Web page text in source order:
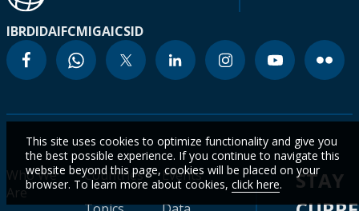
IBRDIDAIFCMIGAICSID
Who We
Are
Countries
Topics
Events
Data
STAY
This site uses cookies to optimize functionality and give you
the best possible experience. If you continue to navigate this
website beyond this page, cookies will be placed on your
browser. To learn more about cookies, click here.